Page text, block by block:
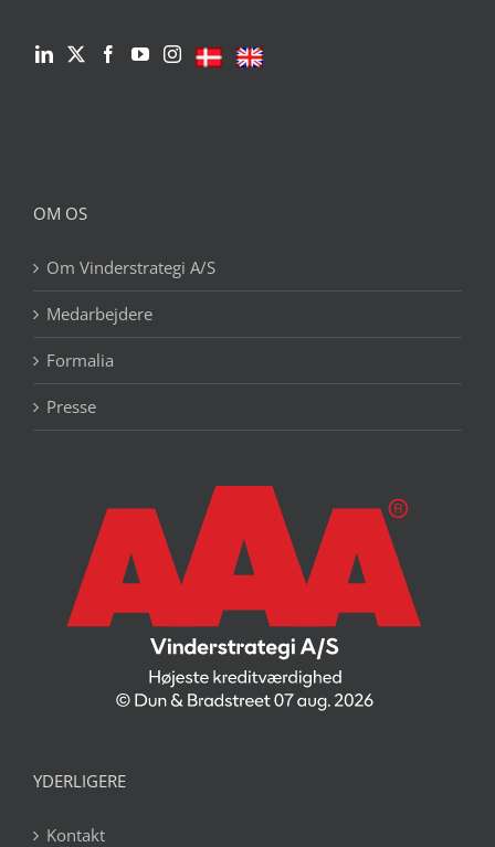
OM OS
Om Vinderstrategi A/S
Medarbejdere
Formalia
Presse
YDERLIGERE
Kontakt